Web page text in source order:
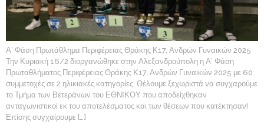
Α’ Φάση Πρωτάθλημα Περιφέρειας Θράκης Κ17, Ανδρών Γυναικών 2025
Την Κυριακή 16/2 διοργανώθηκε στην Αλεξανδρούπολη η Α’ Φάση
Πρωταθλήματος Περιφέρειας Θράκης Κ17, Ανδρών Γυναικών 2025 με 60
συμμετοχές σε 2 ηλικιακές κατηγορίες. Θέλουμε ξεχωριστά να συγχαρούμε
το Τμήμα των Βετεράνων του ΕΘΝΙΚΟΥ που αποδείχθηκαν
ανταγωνιστικοί εκ του αποτελέσματος και των θέσεων που κατέκτησαν!
Επίσης συγχαίρουμε […]